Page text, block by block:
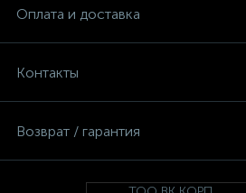
Оплата и доставка
Контакты
Возврат / гарантия